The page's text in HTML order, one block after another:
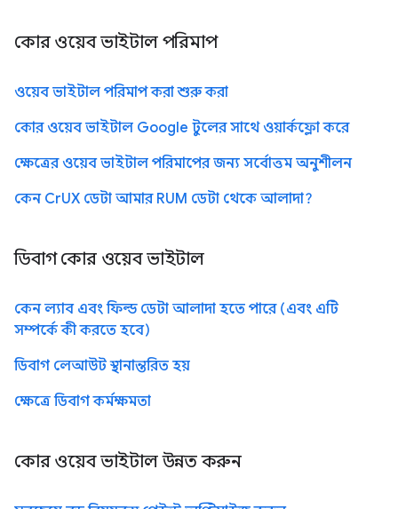
কোর ওয়েব ভাইটাল পরিমাপ
ওয়েব ভাইটাল পরিমাপ করা শুরু করা
কোর ওয়েব ভাইটাল Google টুলের সাথে ওয়ার্কফ্লো করে
ক্ষেত্রের ওয়েব ভাইটাল পরিমাপের জন্য সর্বোত্তম অনুশীলন
কেন CrUX ডেটা আমার RUM ডেটা থেকে আলাদা?
ডিবাগ কোর ওয়েব ভাইটাল
কেন ল্যাব এবং ফিল্ড ডেটা আলাদা হতে পারে (এবং এটি
সম্পর্কে কী করতে হবে)
ডিবাগ লেআউট স্থানান্তরিত হয়
ক্ষেত্রে ডিবাগ কর্মক্ষমতা
কোর ওয়েব ভাইটাল উন্নত করুন